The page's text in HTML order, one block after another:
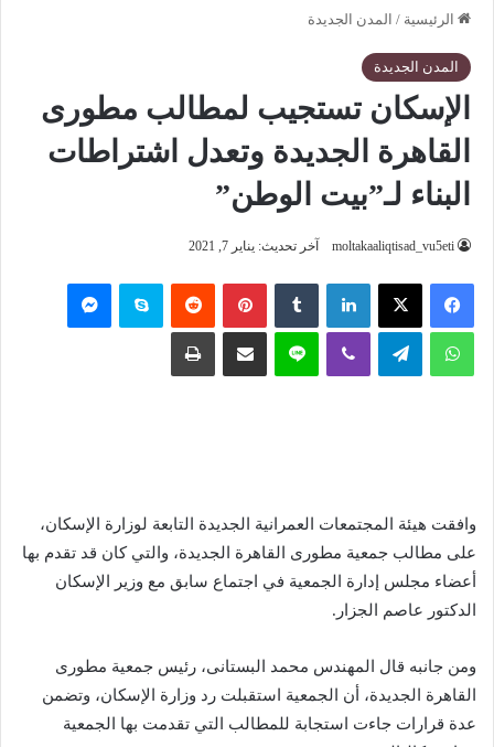
الرئيسية / المدن الجديدة
المدن الجديدة
الإسكان تستجيب لمطالب مطورى
القاهرة الجديدة وتعدل اشتراطات
البناء لـ”بيت الوطن”
moltakaaliqtisad_vu5eti آخر تحديث: يناير 7, 2021
فيسبوك ‫X لينكدإن بينتيريست سكايب
واتساب تيلقرام لاين
وافقت هيئة المجتمعات العمرانية الجديدة التابعة لوزارة الإسكان،
على مطالب جمعية مطورى القاهرة الجديدة، والتي كان قد تقدم بها
أعضاء مجلس إدارة الجمعية في اجتماع سابق مع وزير الإسكان
الدكتور عاصم الجزار.
ومن جانبه قال المهندس محمد البستانى، رئيس جمعية مطورى
القاهرة الجديدة، أن الجمعية استقبلت رد وزارة الإسكان، وتضمن
عدة قرارات جاءت استجابة للمطالب التي تقدمت بها الجمعية